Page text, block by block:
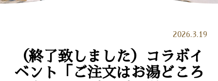
2026.3.19
（終了致しました）コラボイ
ベント「ご注文はお湯どころ